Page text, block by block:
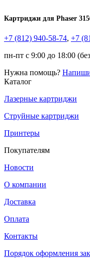
Картриджи для Phaser
+7 (812) 940-58-74, +7
пн-пт с 9:00 до 18:00
Нужна помощь?
Каталог
Лазерные картриджи
Струйные картриджи
Принтеры
Покупателям
Новости
О компании
Доставка
Оплата
Контакты
Порядок оформления